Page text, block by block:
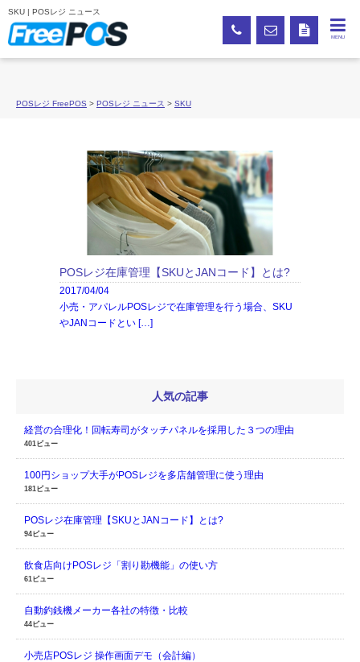
SKU | POSレジ ニュース
MENU
POSレジ FreePOS > POSレジ ニュース > SKU
POSレジ在庫管理【SKUとJANコード】とは?
2017/04/04
小売・アパレルPOSレジで在庫管理を行う場合、SKU
やJANコードとい […]
人気の記事
経営の合理化！回転寿司がタッチパネルを採用した３つの理由
401ビュー
100円ショップ大手がPOSレジを多店舗管理に使う理由
181ビュー
POSレジ在庫管理【SKUとJANコード】とは?
94ビュー
飲食店向けPOSレジ「割り勘機能」の使い方
61ビュー
自動釣銭機メーカー各社の特徴・比較
44ビュー
小売店POSレジ 操作画面デモ（会計編）